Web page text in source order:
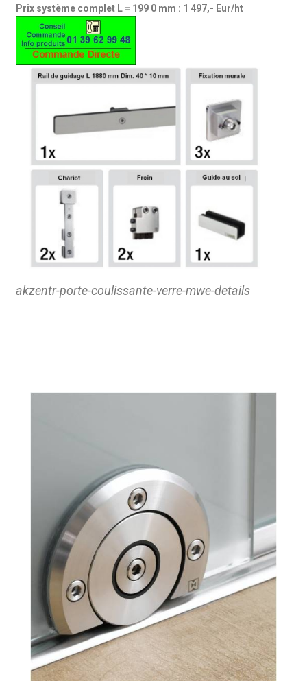
Prix système complet L = 199 0 mm : 1 497,- Eur/ht
akzentr-porte-coulissante-verre-mwe-details